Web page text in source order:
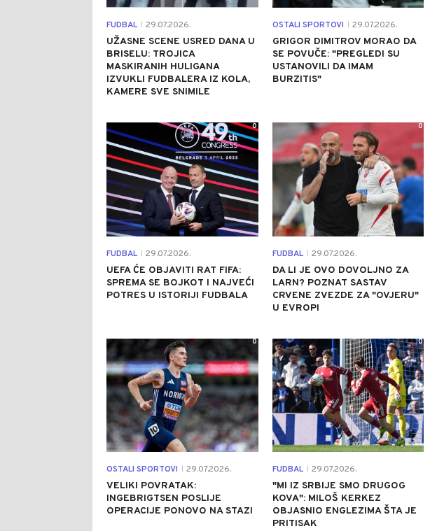
FUDBAL 29.07.2026.
UŽASNE SCENE USRED DANA U
BRISELU: TROJICA
MASKIRANIH HULIGANA
IZVUKLI FUDBALERA IZ KOLA,
KAMERE SVE SNIMILE
OSTALI SPORTOVI 29.07.2026.
GRIGOR DIMITROV MORAO DA
SE POVUČE: "PREGLEDI SU
USTANOVILI DA IMAM
BURZITIS"
FUDBAL 29.07.2026.
UEFA ĆE OBJAVITI RAT FIFA:
SPREMA SE BOJKOT I NAJVEĆI
POTRES U ISTORIJI FUDBALA
0
FUDBAL 29.07.2026.
DA LI JE OVO DOVOLJNO ZA
LARN? POZNAT SASTAV
CRVENE ZVEZDE ZA "OVJERU"
U EVROPI
0
OSTALI SPORTOVI 29.07.2026.
VELIKI POVRATAK:
INGEBRIGTSEN POSLIJE
OPERACIJE PONOVO NA STAZI
0
FUDBAL 29.07.2026.
"MI IZ SRBIJE SMO DRUGOG
KOVA": MILOŠ KERKEZ
OBJASNIO ENGLEZIMA ŠTA JE
PRITISAK
0